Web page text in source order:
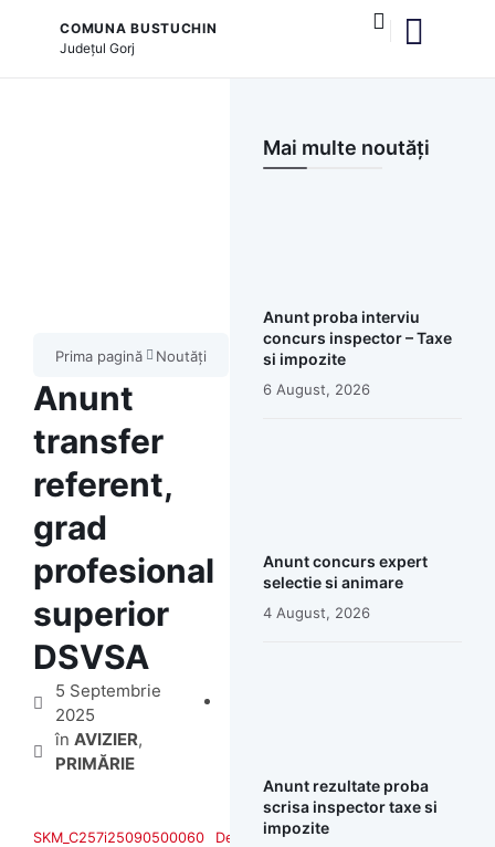
COMUNA BUSTUCHIN
JudețulGorj
Prima pagină Noutăți
Anunt
transfer
referent,
grad
profesional
superior
DSVSA
5 Septembrie
2025
în AVIZIER,
PRIMĂRIE
SKM_C257i25090500060 Descarcă
Mai multe noutăți
Anunt proba interviu
concurs inspector – Taxe
si impozite
6 August, 2026
Anunt concurs expert
selectie si animare
4 August, 2026
Anunt rezultate proba
scrisa inspector taxe si
impozite